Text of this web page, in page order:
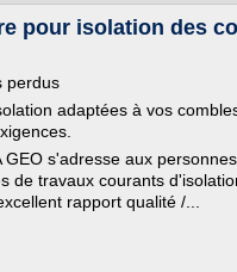
pour isolation des
perdus
adaptées à vos
GEO s'adresse aux
de travaux courants
rapport qualité /...